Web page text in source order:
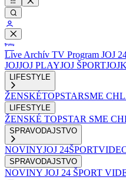
Live Archív TV Program JOJ
JOJJOJ PLAYJOJ ŠPORT
LIFESTYLE
ŽENSKÉTOPSTARSME
LIFESTYLE
ŽENSKÉ TOPSTAR SME
SPRAVODAJSTVO
NOVINYJOJ 24ŠPORT
SPRAVODAJSTVO
NOVINY JOJ 24 ŠPORT